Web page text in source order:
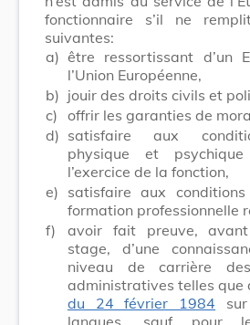
fonctionnaire s’il ne
suivantes:
a) être ressortissant d’un
l’Union Européenne,
b) jouir des droits civils et
c) offrir les garanties de
d) satisfaire aux
physique et
l’exercice de la fonction,
e) satisfaire aux
formation professionnelle
f)
avoir fait preuve, avant
stage, d’une
niveau de carrière
administratives telles que
du 24 février 1984
langues, sauf pour